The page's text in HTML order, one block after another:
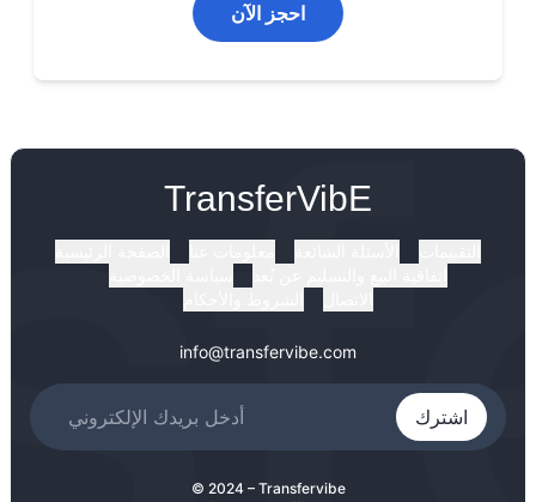
احجز الآن
TransferVibE
info@transfervibe.com
اشترك
© 2024 – Transfervibe